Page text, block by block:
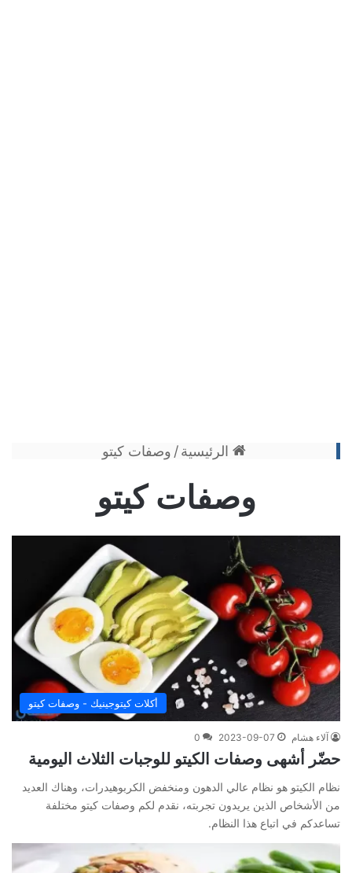
الرئيسية/ وصفات كيتو
وصفات كيتو
أكلات كيتوجينيك - وصفات كيتو
آلاء هشام 2023-09-07
0
حضّر أشهى وصفات الكيتو للوجبات الثلاث اليومية
نظام الكيتو هو نظام عالي الدهون ومنخفض الكربوهيدرات، وهناك العديد
من الأشخاص الذين يريدون تجربته، نقدم لكم وصفات كيتو مختلفة
تساعدكم في اتباع هذا النظام.